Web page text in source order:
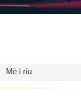
Më i riu